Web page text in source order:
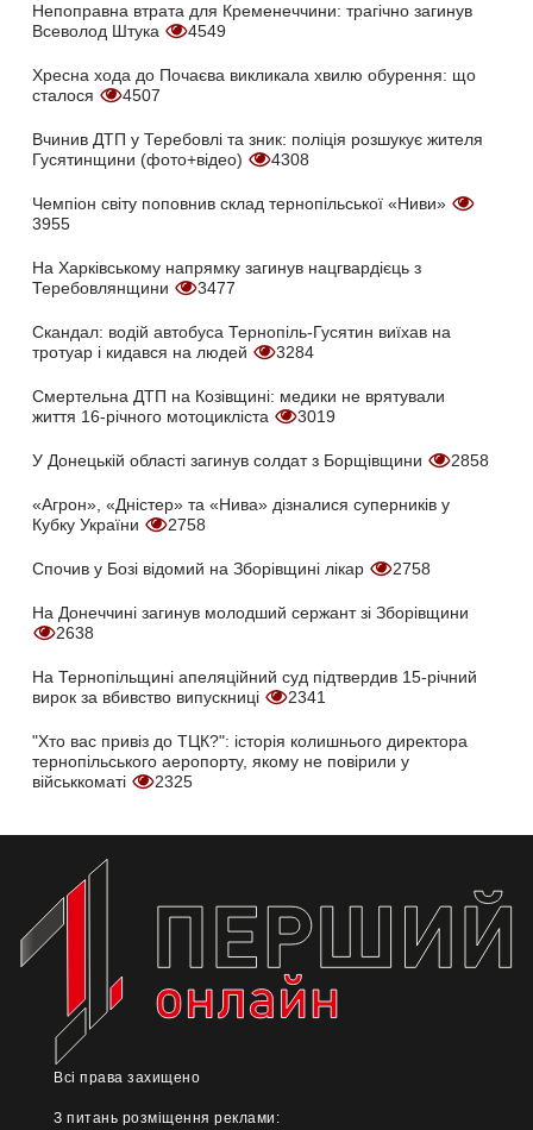
Непоправна втрата для Кременеччини: трагічно загинув
Всеволод Штука
4549
Хресна хода до Почаєва викликала хвилю обурення: що
сталося
4507
Вчинив ДТП у Теребовлі та зник: поліція розшукує жителя
Гусятинщини (фото+відео)
4308
Чемпіон світу поповнив склад тернопільської «Ниви»
3955
На Харківському напрямку загинув нацгвардієць з
Теребовлянщини
3477
Скандал: водій автобуса Тернопіль-Гусятин виїхав на
тротуар і кидався на людей
3284
Смертельна ДТП на Козівщині: медики не врятували
життя 16-річного мотоцикліста
3019
У Донецькій області загинув солдат з Борщівщини 2858
«Агрон», «Дністер» та «Нива» дізналися суперників у
Кубку України
2758
Спочив у Бозі відомий на Зборівщині лікар 2758
На Донеччині загинув молодший сержант зі Зборівщини
2638
На Тернопільщині апеляційний суд підтвердив 15-річний
вирок за вбивство випускниці
2341
"Хто вас привіз до ТЦК?": історія колишнього директора
тернопільського аеропорту, якому не повірили у
військкоматі
2325
Всі права захищено
З питань розміщення реклами: